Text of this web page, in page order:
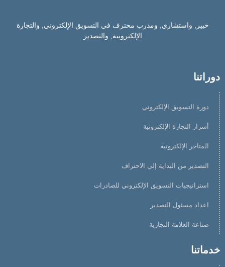
خبير, واستشاري, ومدرب محترف في التسويق الإلكتروني, والتجارة
الإلكترونية, والتصدير
دوراتنا
دورة التسويق الإلكتروني
أسرار التجارة الإلكترونية
المتاجر الإلكترونية
التصدير من البداية إلي الاحتراف
استراتيجيات التسويق الإلكتروني للصادرات
اعداد مسئول التصدير
صناعة العلامة التجارية
خدماتنا